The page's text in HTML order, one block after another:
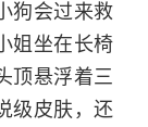
狗会过来救
姐坐在长椅
顶悬浮着三
级皮肤，还